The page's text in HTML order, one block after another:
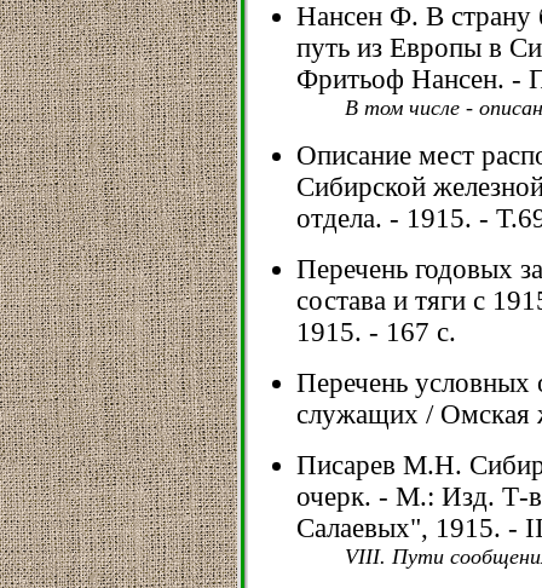
Нансен Ф. В страну
путь из Европы в
Фритьоф Нансен. -
В том числе -
Описание мест
Сибирской
отдела. - 1915. -
Перечень годовых
состава и тяги с
1915. - 167 с.
Перечень условных
служащих / Омская
Писарев М.Н.
очерк. - М.: Изд. Т-
Салаевых", 1915. -
VIII. Пути